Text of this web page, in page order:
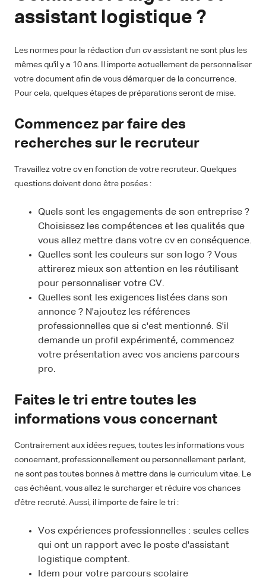
assistant logistique ?
Les normes pour la rédaction d'un cv assistant ne sont plus les
mêmes qu'il y a 10 ans. Il importe actuellement de personnaliser
votre document afin de vous démarquer de la concurrence.
Pour cela, quelques étapes de préparations seront de mise.
Commencez par faire des
recherches sur le recruteur
Travaillez votre cv en fonction de votre recruteur. Quelques
questions doivent donc être posées :
Quels sont les engagements de son entreprise ?
Choisissez les compétences et les qualités que
vous allez mettre dans votre cv en conséquence.
Quelles sont les couleurs sur son logo ? Vous
attirerez mieux son attention en les réutilisant
pour personnaliser votre CV.
Quelles sont les exigences listées dans son
annonce ? N'ajoutez les références
professionnelles que si c'est mentionné. S'il
demande un profil expérimenté, commencez
votre présentation avec vos anciens parcours
pro.
Faites le tri entre toutes les
informations vous concernant
Contrairement aux idées reçues, toutes les informations vous
concernant, professionnellement ou personnellement parlant,
ne sont pas toutes bonnes à mettre dans le curriculum vitae. Le
cas échéant, vous allez le surcharger et réduire vos chances
d'être recruté. Aussi, il importe de faire le tri :
Vos expériences professionnelles : seules celles
qui ont un rapport avec le poste d'assistant
logistique comptent.
Idem pour votre parcours scolaire